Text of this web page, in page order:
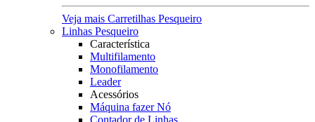
Veja mais Carretilhas Pesqueiro
Linhas Pesqueiro
Característica
Multifilamento
Monofilamento
Leader
Acessórios
Máquina fazer Nó
Contador de Linhas